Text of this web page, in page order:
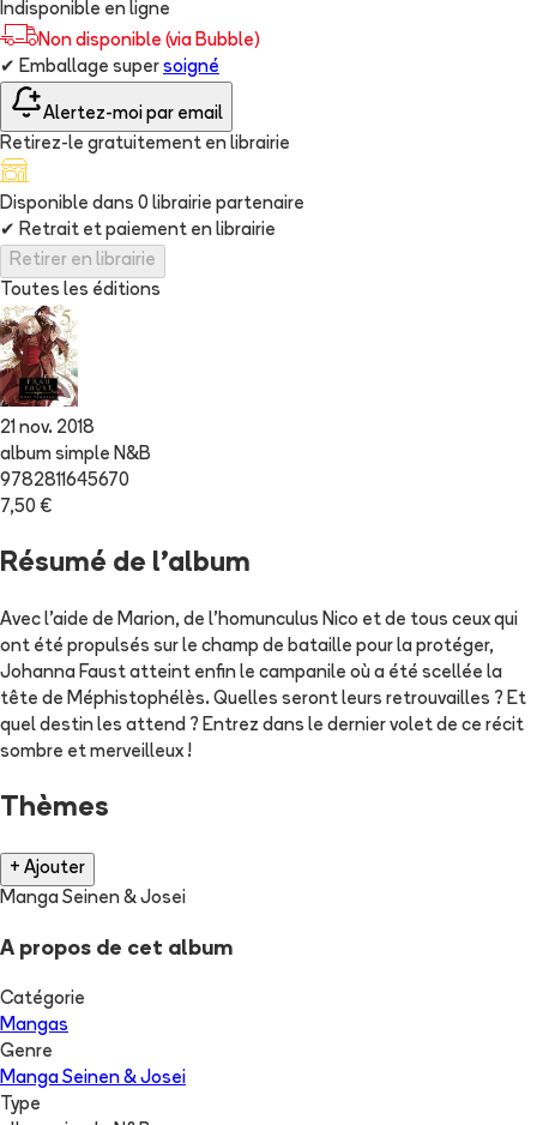
Indisponible en ligne
Non disponible (via Bubble)
✔ Emballage super soigné
Alertez-moi par email
Retirez-le gratuitement en librairie
Disponible dans 0 librairie partenaire
✔ Retrait et paiement en librairie
Retirer en librairie
Toutes les éditions
21 nov. 2018
album simple N&B
9782811645670
7,50 €
Résumé de l'album
Avec l'aide de Marion, de l'homunculus Nico et de tous ceux qui
ont été propulsés sur le champ de bataille pour la protéger,
Johanna Faust atteint enfin le campanile où a été scellée la
tête de Méphistophélès. Quelles seront leurs retrouvailles ? Et
quel destin les attend ? Entrez dans le dernier volet de ce récit
sombre et merveilleux !
Thèmes
+ Ajouter
Manga Seinen & Josei
A propos de cet album
Catégorie
Mangas
Genre
Manga Seinen & Josei
Type